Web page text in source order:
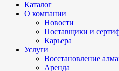
Каталог
О компании
Новости
Поставщики и
Карьера
Услуги
Восстановление
Аренда